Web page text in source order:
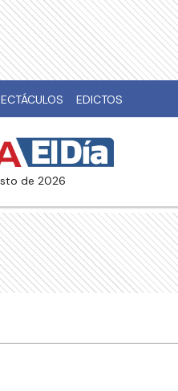
EDICTOS
de 2026